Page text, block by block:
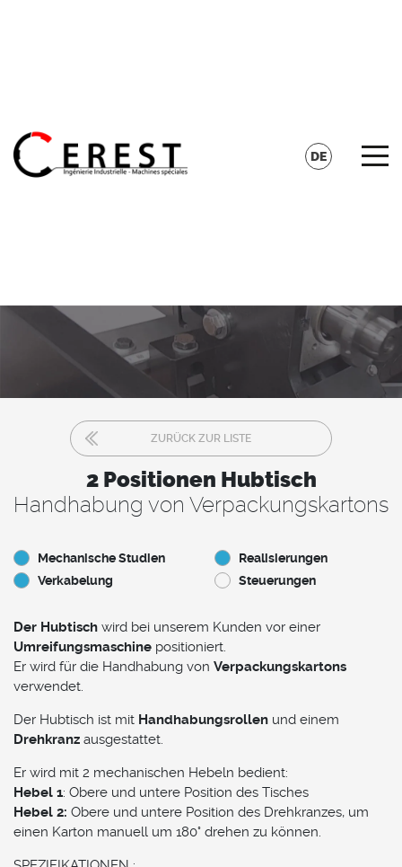
DE
ZURÜCK ZUR LISTE
2 Positionen Hubtisch
Handhabung von Verpackungskartons
Mechanische Studien
Realisierungen
Verkabelung
Steuerungen
Der Hubtisch wird bei unserem Kunden vor einer
Umreifungsmaschine positioniert.
Er wird für die Handhabung von Verpackungskartons
verwendet.
Der Hubtisch ist mit Handhabungsrollen und einem
Drehkranz ausgestattet.
Er wird mit 2 mechanischen Hebeln bedient:
Hebel 1: Obere und untere Position des Tisches
Hebel 2: Obere und untere Position des Drehkranzes, um
einen Karton manuell um 180° drehen zu können.